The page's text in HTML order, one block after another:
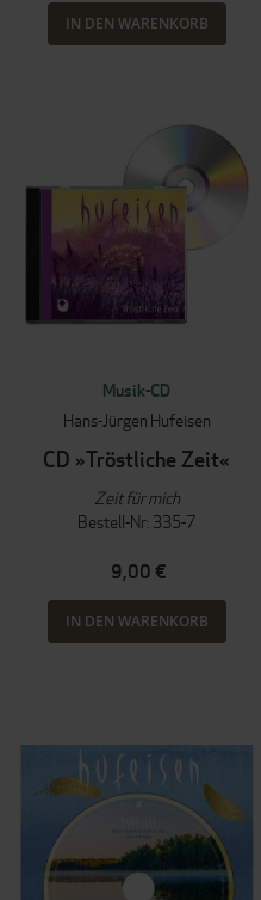
IN DEN WARENKORB
Musik-CD
Hans-Jürgen Hufeisen
CD »Tröstliche Zeit«
Zeit für mich
Bestell-Nr: 335-7
9,00 €
IN DEN WARENKORB